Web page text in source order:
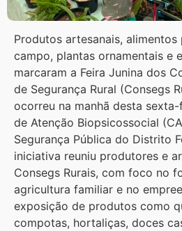
Produtos artesanais,
campo, plantas ornamentais e
marcaram a Feira Junina dos
de Segurança Rural (Consegs
ocorreu na manhã desta
de Atenção Biopsicossocial
Segurança Pública do Distrito
iniciativa reuniu produtores e
Consegs Rurais, com foco no
agricultura familiar e no
exposição de produtos como
compotas, hortaliças, doces